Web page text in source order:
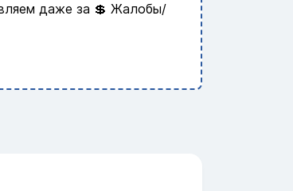
даже за 💲 Жалобы/